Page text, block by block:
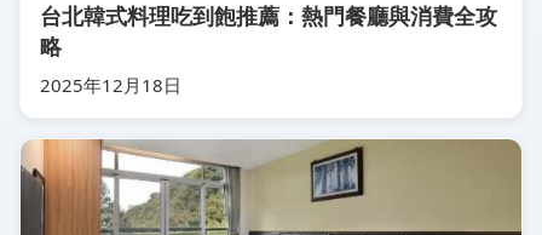
台北韓式料理吃到飽推薦：熱門餐廳與消費全攻
略
2025年12月18日